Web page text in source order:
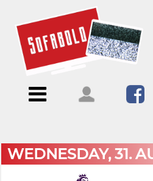
Menu
Forside
Blogs
Om
WEDNESDAY, 31.